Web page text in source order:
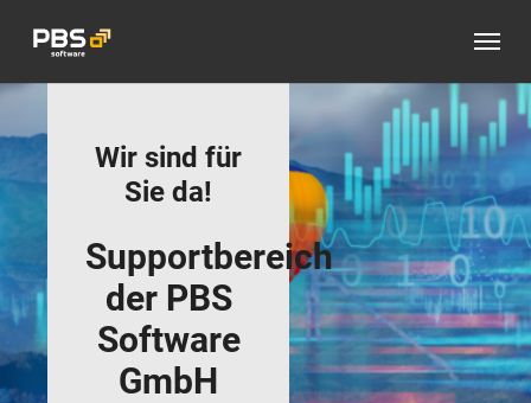
Wir sind für
Sie da!
Supportbereich
der PBS
Software
GmbH